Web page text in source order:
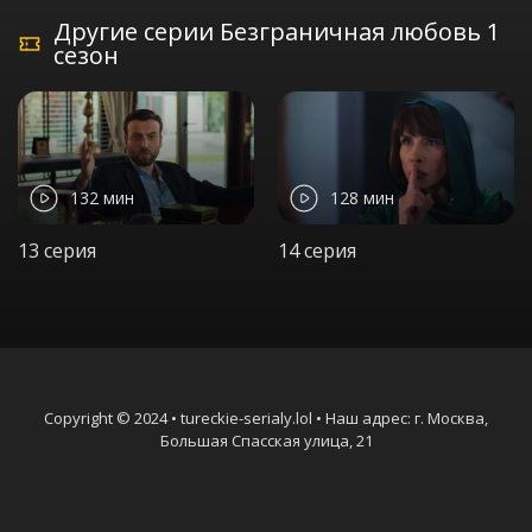
Другие серии Безграничная любовь 1
сезон
132 мин
13 серия
128 мин
14 серия
Copyright © 2024 • tureckie-serialy.lol • Наш адрес: г. Москва,
Большая Спасская улица, 21